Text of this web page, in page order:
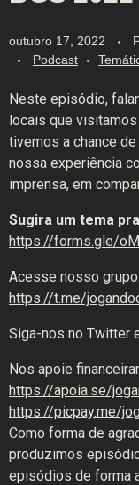
outubro 17, 2022
Podcast
Neste episódio,
locais que
tivemos a chance
nossa experiência
imprensa, em
Sugira um tema
https://forms.gle/
Acesse nosso
https://t.me/
Siga-nos no Twitter
Nos apoie
https://apoia.se/
https://picpay.me/
Como forma de
produzimos
episódios de forma